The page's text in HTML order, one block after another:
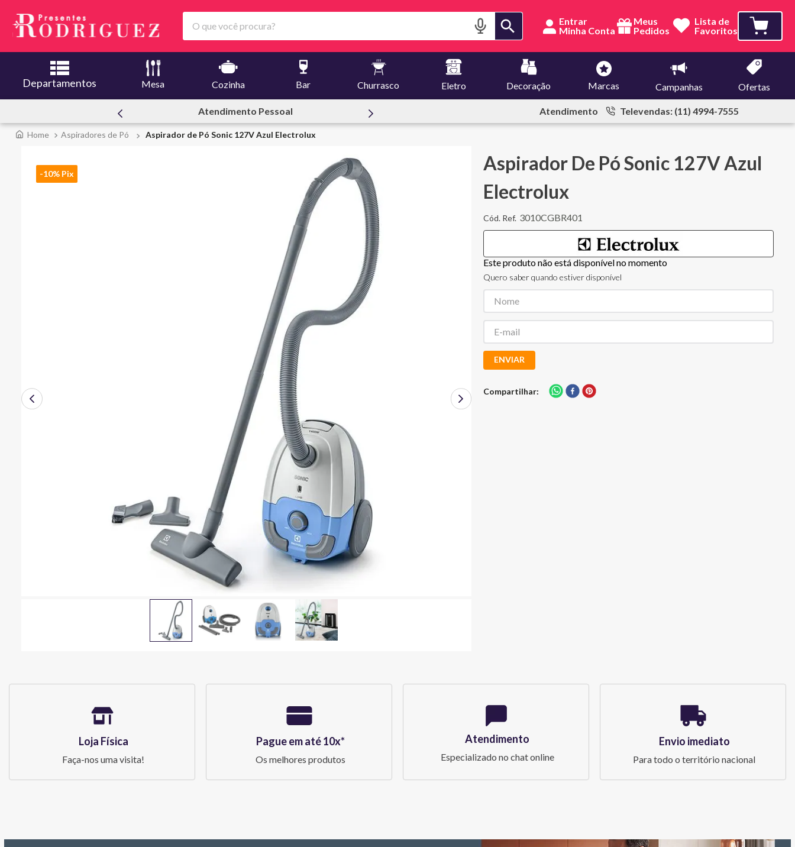
O que você procura? Entrar
Meus
Pedidos
Lista de
Favoritos
Departamentos Mesa Cozinha Bar Churrasco Eletro Decoração Marcas Campanhas Ofertas
Ofertas | Le Creuset Atendimento Televendas: (11) 4994-7555
Aspiradores de Pó Aspirador de Pó Sonic 127V Azul Electrolux
-10% Pix
Aspirador De Pó Sonic 127V Azul
Electrolux
3010CGBR401
Este produto não está disponível no momento
Quero saber quando estiver disponível
ENVIAR
Compartilhar
Loja Física
Faça-nos uma visita!
Pague em até 10x*
Os melhores produtos
Atendimento
Especializado no chat online
Envio imediato
Para todo o território nacional